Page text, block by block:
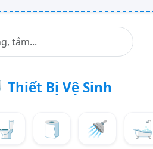
Thiết Bị Vệ Sinh
🧻 🚿 🛁